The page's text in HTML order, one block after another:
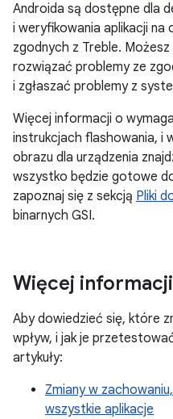
Androida są dostępne dla
i weryfikowania aplikacji na
zgodnych z Treble.
rozwiązać problemy ze
i zgłaszać problemy z
Więcej informacji o
instrukcjach flashowania, i
obrazu dla urządzenia
wszystko będzie gotowe
zapoznaj się z sekcją Pliki
binarnych GSI.
Więcej informacji
Aby dowiedzieć się, które
wpływ, i jak je
artykuły:
Zmiany w
wszystkie aplikacje